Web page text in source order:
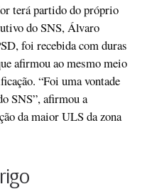
terá partido do próprio
do SNS, Álvaro
foi recebida com duras
afirmou ao mesmo meio
“Foi uma vontade
SNS”, afirmou a
da maior ULS da zona